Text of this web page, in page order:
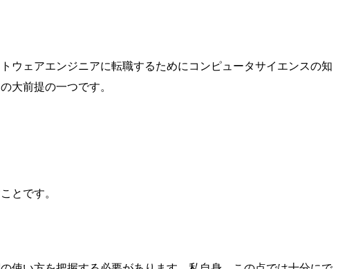
ウェアエンジニアに転職するためにコンピュータサイエンスの知
大前提の一つです。
とです。